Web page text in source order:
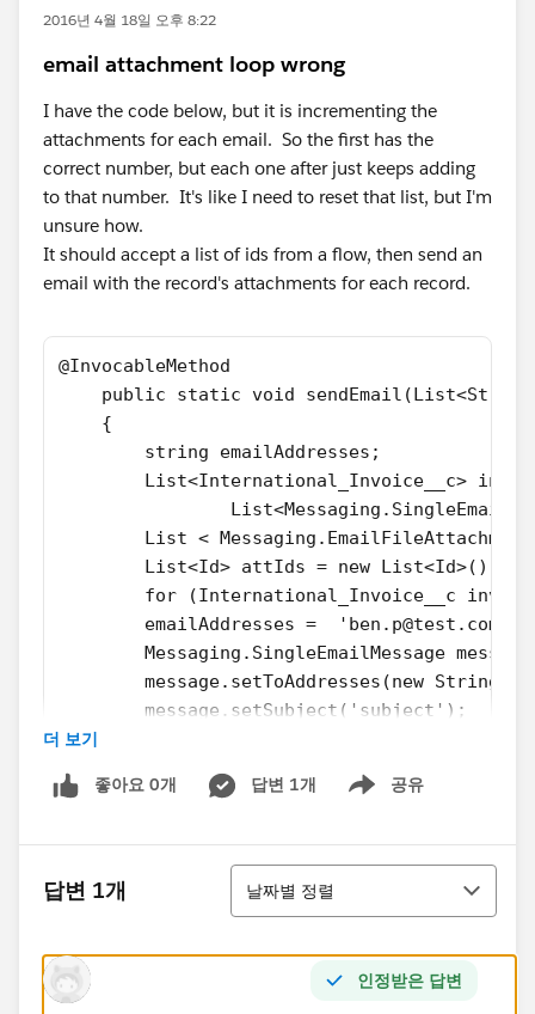
2016년 4월 18일 오후 8:22
email attachment loop wrong
I have the code below, but it is incrementing the
attachments for each email. So the first has the
correct number, but each one after just keeps adding
to that number. It's like I need to reset that list, but I'm
unsure how.
It should accept a list of ids from a flow, then send an
email with the record's attachments for each record.
@InvocableMethod
public static void
    {
        string emailAddresses;
List<International_Invoice__c>
List <
        List<Id> attIds = new List<Id>();
for (International_Invoice__c
        emailAddresses =  'ben.p@test.com';
Messaging.SingleEmailMessage
message.setToAddresses(new
        message.setSubject('subject');
message.setHtmlBody('body' );  //
// Don't set the reply to, because
        message.setUseSignature(true);
            {
                attach.setBody(att.body);
더 보기
좋아요 0개 답변 1개 공유
Show menu
답변 1개
정렬
날짜별 정렬
인정받은 답변